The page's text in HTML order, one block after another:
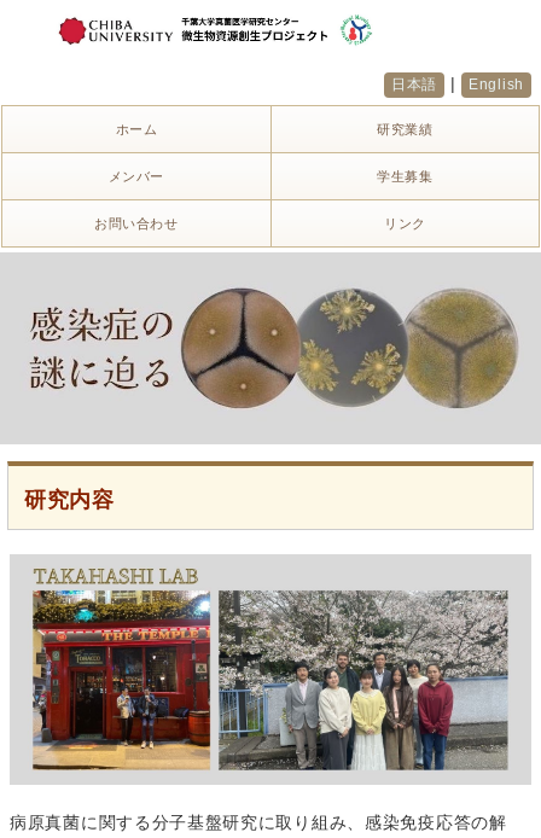
日本語 | English
ホーム 研究業績
メンバー 学生募集
お問い合わせ リンク
研究内容
病原真菌に関する分子基盤研究に取り組み、感染免疫応答の解